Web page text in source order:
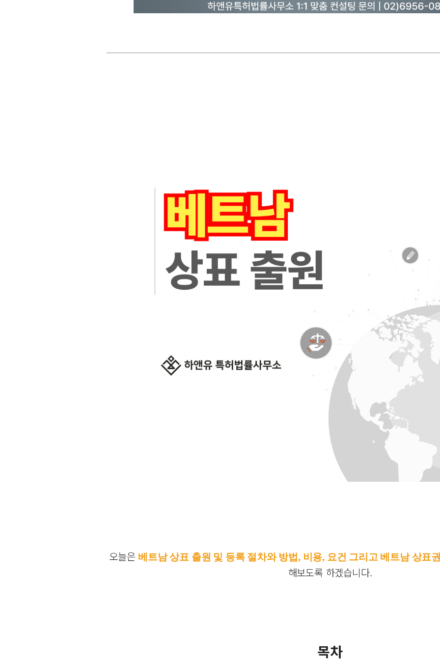
오늘은 베트남 상표 출원 및 등록 절차와 방법, 비용, 요건 그리고 베트남 상표
해보도록 하겠습니다.
목차